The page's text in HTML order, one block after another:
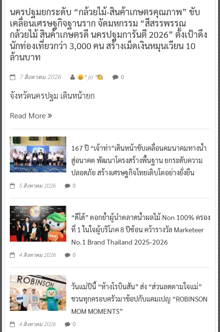
นครปฐมยกระดับ “กล้วยไม้-สินค้าเกษตรคุณภาพ” ขับ
เคลื่อนเศรษฐกิจฐานราก จัดมหกรรม “สีสรรพรรณ
กล้วยไม้ สินค้าเกษตรดี นครปฐมการันตี 2026” ตั้งเป้าดึง
นักท่องเที่ยวกว่า 3,000 คน สร้างเม็ดเงินหมุนเวียน 10
ล้านบาท
7 สิงหาคม 2026 ^ jo ^ 0
จังหวัดนครปฐม เดินหน้ายก
Read More
167 ปี “เจ้าท่า”เดินหน้าขับเคลื่อนคมนาคมทางน้ำ
สู่อนาคต พัฒนาโครงสร้างพื้นฐาน ยกระดับความ
ปลอดภัย สร้างเศรษฐกิจไทยเติบโตอย่างยั่งยืน
5 สิงหาคม 2026 0
“ดีโด้” ตอกย้ำผู้นำตลาดน้ำผลไม้ Non 100% ครอง
ที่ 1 ในใจผู้บริโภค 8 ปีซ้อน คว้ารางวัล Marketeer
No.1 Brand Thailand 2025-2026
4 สิงหาคม 2026 0
วันแม่ปีนี้ “ห้างโรบินสัน” ส่ง “ส่วนลดตามใจแม่”
ชวนทุกครอบครัวมาช้อปกับแคมเปญ “ROBINSON
MOM MOMENTS”
4 สิงหาคม 2026 0